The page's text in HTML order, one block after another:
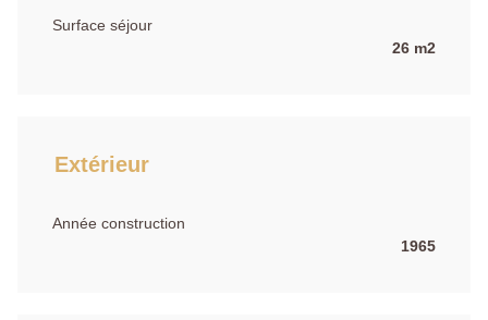
Surface séjour
26 m2
Extérieur
Année construction
1965